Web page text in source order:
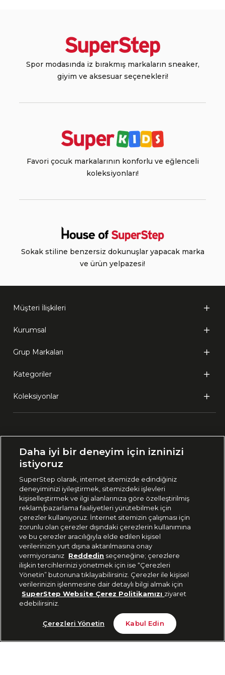
Tükendi
Spor modasında iz bırakmış markaların sneaker,
giyim ve aksesuar seçenekleri!
Favori çocuk markalarının konforlu ve eğlenceli
koleksiyonları!
Sokak stiline benzersiz dokunuşlar yapacak marka
ve ürün yelpazesi!
Müşteri İlişkileri
Kurumsal
Grup Markaları
Kategoriler
Koleksiyonlar
🇹🇷 Türkiye
444 37 36
Uygulamadan Takip Edin
Bizi Takip Edin
Daha iyi bir deneyim için izninizi
istiyoruz
SuperStep olarak, internet sitemizde edindiğiniz
deneyiminizi iyileştirmek, sitemizdeki işlevleri
kişiselleştirmek ve ilgi alanlarınıza göre özelleştirilmiş
reklam/pazarlama faaliyetleri yürütebilmek için
çerezler kullanıyoruz. İnternet sitemizin çalışması için
zorunlu olan çerezler dışındaki çerezlerin kullanımına
ve bu çerezler aracılığıyla elde edilen kişisel
verilerinizin yurt dışına aktarılmasına onay
vermiyorsanız Reddedin seçeneğine; çerezlere
ilişkin tercihlerinizi yönetmek için ise “Çerezleri
Yönetin” butonuna tıklayabilirsiniz. Çerezler ile kişisel
verilerinizin işlenmesine dair detaylı bilgi almak için
SuperStep Website Çerez Politikamızı ziyaret
edebilirsiniz.
Çerezleri Yönetin Kabul Edin